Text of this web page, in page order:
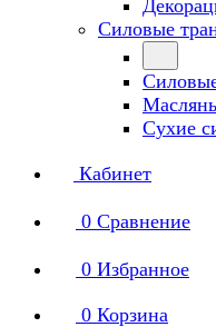
Силовые
Сухие
Кабинет
0 Сравнение
0 Избранное
0 Корзина